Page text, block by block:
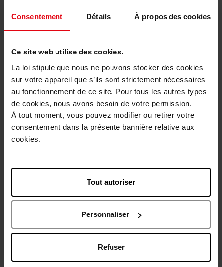
Consentement Détails À propos des cookies
Ce site web utilise des cookies.
La loi stipule que nous ne pouvons stocker des cookies
sur votre appareil que s’ils sont strictement nécessaires
au fonctionnement de ce site. Pour tous les autres types
de cookies, nous avons besoin de votre permission.
À tout moment, vous pouvez modifier ou retirer votre
consentement dans la présente bannière relative aux
cookies.
Tout autoriser
Personnaliser
Refuser
Retour gratuit dans votre magasin
Description
Oublié quelque chose ?